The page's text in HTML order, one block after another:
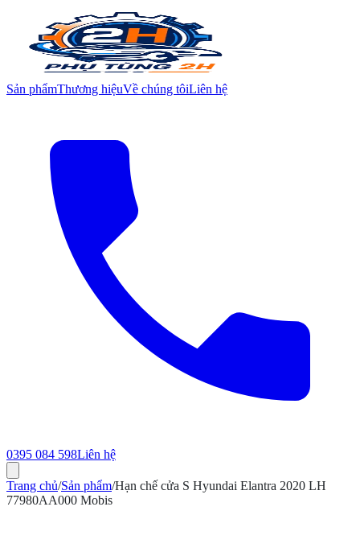
Sản phẩmThương hiệuVề chúng tôiLiên hệ
0395 084 598Liên hệ
Trang chủ/Sản phẩm/Hạn chế cửa S Hyundai Elantra 2020 LH
77980AA000 Mobis